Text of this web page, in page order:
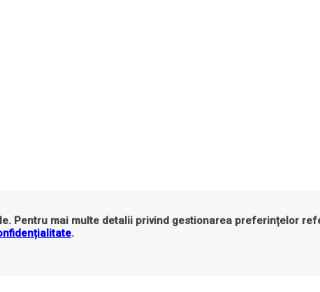
Pentru mai multe detalii privind gestionarea preferințelor
.